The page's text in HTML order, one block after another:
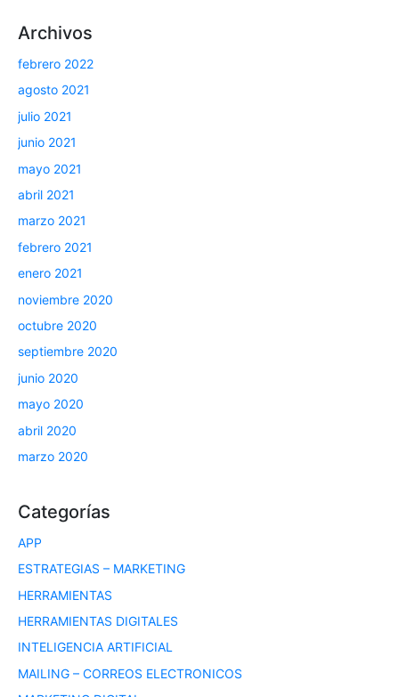
Archivos
febrero 2022
agosto 2021
julio 2021
junio 2021
mayo 2021
abril 2021
marzo 2021
febrero 2021
enero 2021
noviembre 2020
octubre 2020
septiembre 2020
junio 2020
mayo 2020
abril 2020
marzo 2020
Categorías
APP
ESTRATEGIAS – MARKETING
HERRAMIENTAS
HERRAMIENTAS DIGITALES
INTELIGENCIA ARTIFICIAL
MAILING – CORREOS ELECTRONICOS